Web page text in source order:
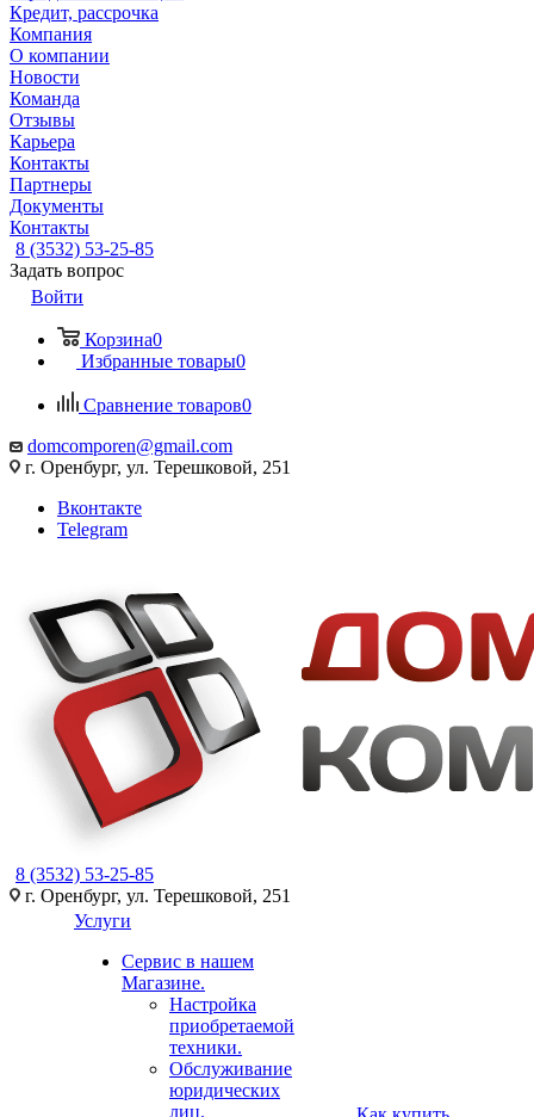
Кредит, рассрочка
Компания
О компании
Новости
Команда
Отзывы
Карьера
Контакты
Партнеры
Документы
Контакты
8 (3532) 53-25-85
Задать вопрос
Войти
Корзина0
Избранные товары0
Сравнение товаров0
domcomporen@gmail.com
г. Оренбург, ул. Терешковой, 251
Вконтакте
Telegram
8 (3532) 53-25-85
г. Оренбург, ул. Терешковой, 251
Услуги
Сервис в нашем
Магазине.
Настройка
приобретаемой
техники.
Обслуживание
юридических
лиц.